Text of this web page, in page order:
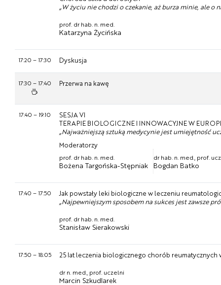
„W życiu nie chodzi o czekanie, aż burza minie, ale o
prof. dr hab. n. med.
Katarzyna Życińska
17:20 – 17:30 Dyskusja
17:30 – 17:40 Przerwa na kawę
17:40 – 19:10
SESJA VI
TERAPIE BIOLOGICZNE I INNOWACYJNE W
„Najważniejszą sztuką medycynie jest umiejętność
Moderatorzy
prof. dr hab. n. med.
Bożena Targońska-Stępniak
dr hab. n. med., prof.
Bogdan Batko
17:40 – 17:50
Jak powstały leki biologiczne w leczeniu
„Najpewniejszym sposobem na sukces jest zawsze
prof. dr hab. n. med.
Stanisław Sierakowski
17:50 – 18:05 25 lat leczenia biologicznego chorób reumatycznych
dr n. med., prof. uczelni
Marcin Szkudlarek